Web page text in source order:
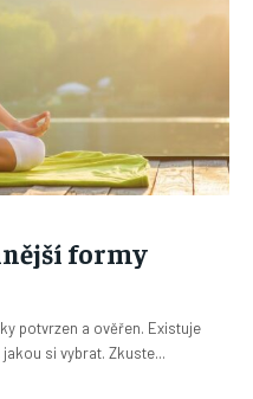
formy
potvrzen a ověřen. Existuje
si vybrat. Zkuste...